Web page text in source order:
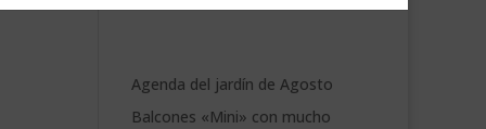
Agenda del jardín de Agosto
Balcones «Mini» con mucho